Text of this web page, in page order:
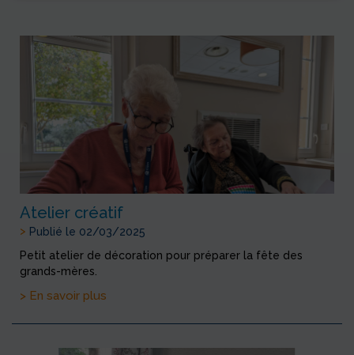
Atelier créatif
> Publié le 02/03/2025
Petit atelier de décoration pour préparer la fête des
grands-mères.
> En savoir plus